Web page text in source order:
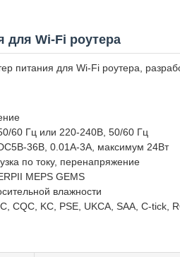
для Wi-Fi роутера
питания для Wi-Fi роутера,
60 Гц или 220-240В, 50/60 Гц
36В, 0.01А-3А, максимум 24Вт
по току, перенапряжение
MEPS GEMS
влажности
CQC, KC, PSE, UKCA, SAA, C-tick,